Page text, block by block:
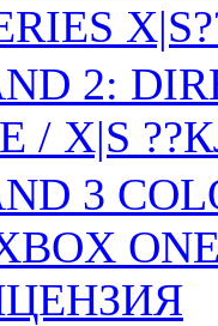
2:
/ X|S
3